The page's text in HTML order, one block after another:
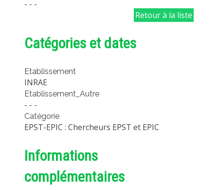
NOTES THÉMATIQUES
- - -
Retour à la liste
Catégories et dates
Etablissement
INRAE
Etablissement_Autre
- - -
Catégorie
EPST-EPIC : Chercheurs EPST et EPIC
Informations
complémentaires